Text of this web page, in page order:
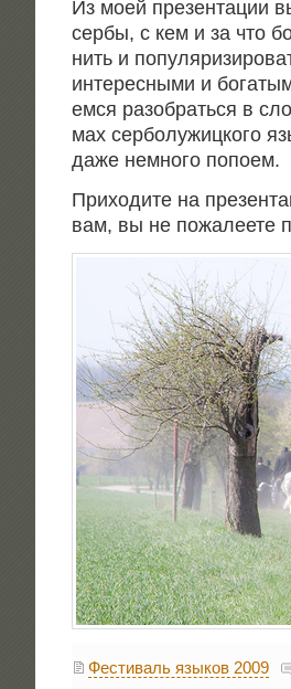
Из моей пре­зен­та­ции
сер­бы, с кем и за что
нить и
инте­рес­ны­ми и
ем­ся разо­брать­ся в
мах сер­бо­лу­жиц­ко­го
даже немно­го попоем.
При­хо­ди­те на
вам, вы не пожа­ле­е­те
Фестиваль языков 2009